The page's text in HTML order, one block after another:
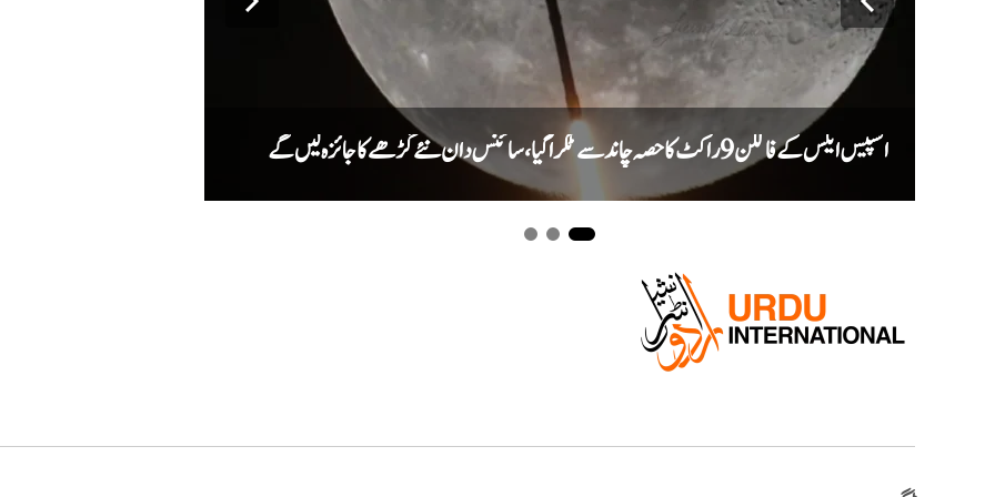
اسپیس ایکس کے فالکن 9 راکٹ کا حصہ چاند سے ٹکرا گیا، سائنس دان نئے گڑھے کا جائزہ لیں گے